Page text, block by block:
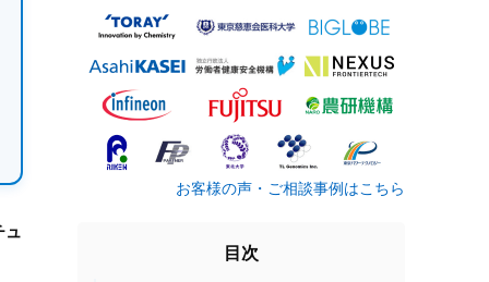
ュ
お客様の声・ご相談事例はこちら
目次